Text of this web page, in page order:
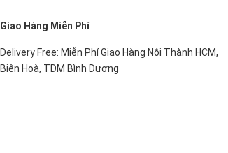
Giao Hàng Miễn Phí
Delivery Free: Miễn Phí Giao Hàng Nội Thành HCM,
Biên Hoà, TDM Bình Dương